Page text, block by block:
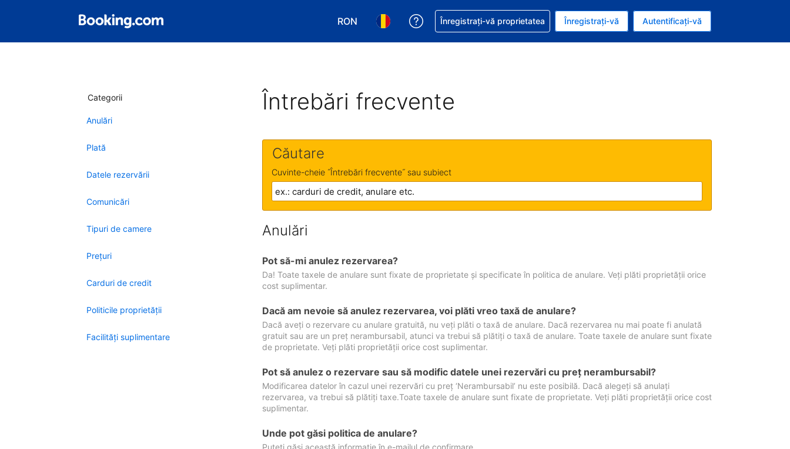
RON
Alegeţi moneda. Moneda actuală este Leu nou românesc
Alegeți limba. Limba actuală este Română
Primiți asistență cu privire la rezervarea dvs.
Înregistrați-vă proprietatea Înregistrați-vă Autentificați-vă
Categorii
Anulări
Plată
Datele rezervării
Comunicări
Tipuri de camere
Preţuri
Carduri de credit
Politicile proprietății
Facilităţi suplimentare
Întrebări frecvente
Căutare
Cuvinte-cheie ˝Întrebări frecvente˝ sau subiect
Anulări
Pot să-mi anulez rezervarea?
Da! Toate taxele de anulare sunt fixate de proprietate și specificate în politica de anulare. Veți plăti proprietății orice
cost suplimentar.
Dacă am nevoie să anulez rezervarea, voi plăti vreo taxă de anulare?
Dacă aveți o rezervare cu anulare gratuită, nu veți plăti o taxă de anulare. Dacă rezervarea nu mai poate fi anulată
gratuit sau are un preț nerambursabil, atunci va trebui să plătiți o taxă de anulare. Toate taxele de anulare sunt fixate
de proprietate. Veți plăti proprietății orice cost suplimentar.
Pot să anulez o rezervare sau să modific datele unei rezervări cu preţ nerambursabil?
Modificarea datelor în cazul unei rezervări cu preț ‘Nerambursabil’ nu este posibilă. Dacă alegeți să anulați
rezervarea, va trebui să plătiți taxe.Toate taxele de anulare sunt fixate de proprietate. Veți plăti proprietății orice cost
suplimentar.
Unde pot găsi politica de anulare?
Puteți găsi această informație în e-mailul de confirmare.